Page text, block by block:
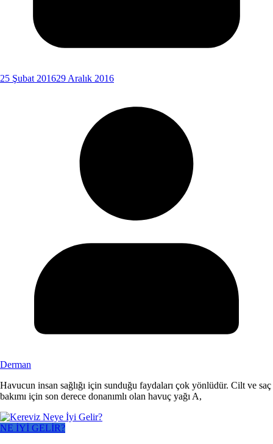
25 Şubat 201629 Aralık 2016
Derman
Havucun insan sağlığı için sunduğu faydaları çok yönlüdür. Cilt ve saç
bakımı için son derece donanımlı olan havuç yağı A,
NE İYİ GELİR?